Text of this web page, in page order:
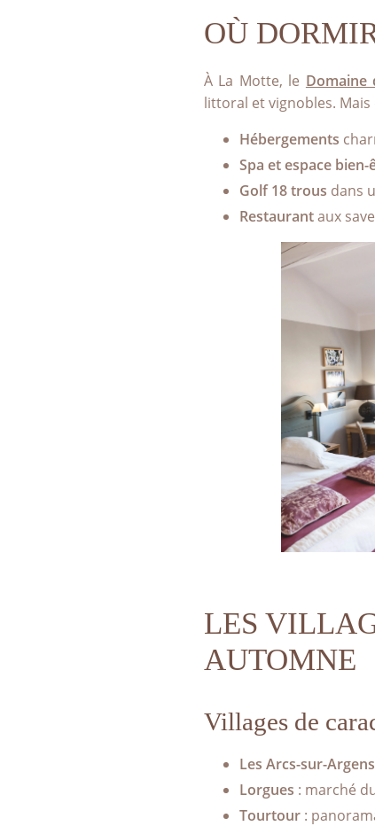
OÙ
À La Motte, le Domaine
littoral et vignobles.
Hébergements
Spa et espace bien-
Golf 18 trous dans
Restaurantaux
LES
AUTOMNE
Villages de
Les Arcs-sur-Argens
Lorgues : marché
Tourtour :